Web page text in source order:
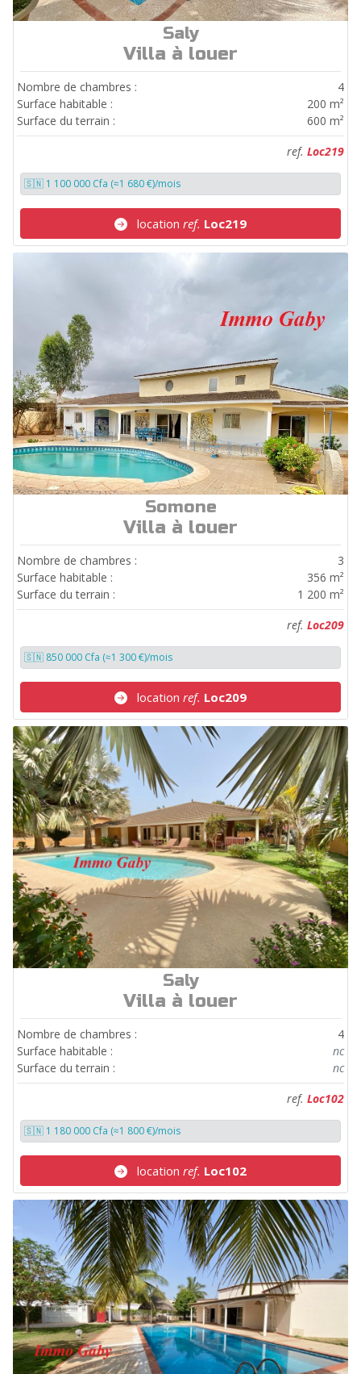
ref. Loc219
Saly
Villa à louer
Nombre de chambres :
4
Surface habitable :
200 m²
Surface du terrain :
600 m²
ref. Loc219
🇸🇳 1 100 000 Cfa (≈1 680 €)/mois
location ref. Loc219
ref. Loc209
Somone
Villa à louer
Nombre de chambres :
3
Surface habitable :
356 m²
Surface du terrain :
1 200 m²
ref. Loc209
🇸🇳 850 000 Cfa (≈1 300 €)/mois
location ref. Loc209
ref. Loc102
Saly
Villa à louer
Nombre de chambres :
4
Surface habitable :
nc
Surface du terrain :
nc
ref. Loc102
🇸🇳 1 180 000 Cfa (≈1 800 €)/mois
location ref. Loc102